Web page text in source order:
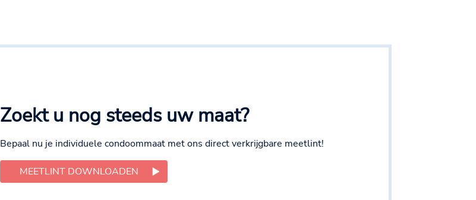
Zoekt u nog steeds uw maat?
Bepaal nu je individuele condoommaat met ons direct verkrijgbare meetlint!
MEETLINT DOWNLOADEN